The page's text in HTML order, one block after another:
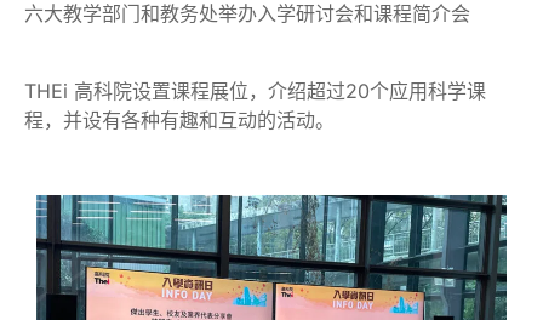
六大教学部门和教务处举办入学研讨会和课程简介会
THEi 高科院设置课程展位，介绍超过20个应用科学课
程，并设有各种有趣和互动的活动。